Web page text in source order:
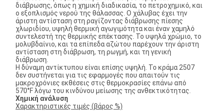
διάβρωσης, όπως η χημική διαδικασία, το πετροχημικό, και
ο εξοπλισμός νερού της θάλασσας. Ο χάλυβας έχει την
άριστη αντίσταση στη ραγίζοντας διάβρωσης πίεσης
χλωριδίου, υψηλή θερμική αγωγιμότητα και έναν χαμηλό
συντελεστή της θερμικής επέκτασης. Το υψηλά χρώμιο, το
μολυβδαίνιο, και τα επίπεδα αζώτου παρέχουν την άριστη
αντίσταση στη διάβρωση, τη ρωγμή, και τη γενική
διάβρωση.
Η δύναμη αντίκτυπου είναι επίσης υψηλή. Το κράμα 2507
δεν συστήνεται για τις εφαρμογές που απαιτούν τις
μακροχρόνιες εκθέσεις στις θερμοκρασίες επάνω από
570°F λόγω του κινδύνου μείωσης της ανθεκτικότητας.
Χημική ανάλυση
Χαρακτηριστικές τιμές (βάρος %)